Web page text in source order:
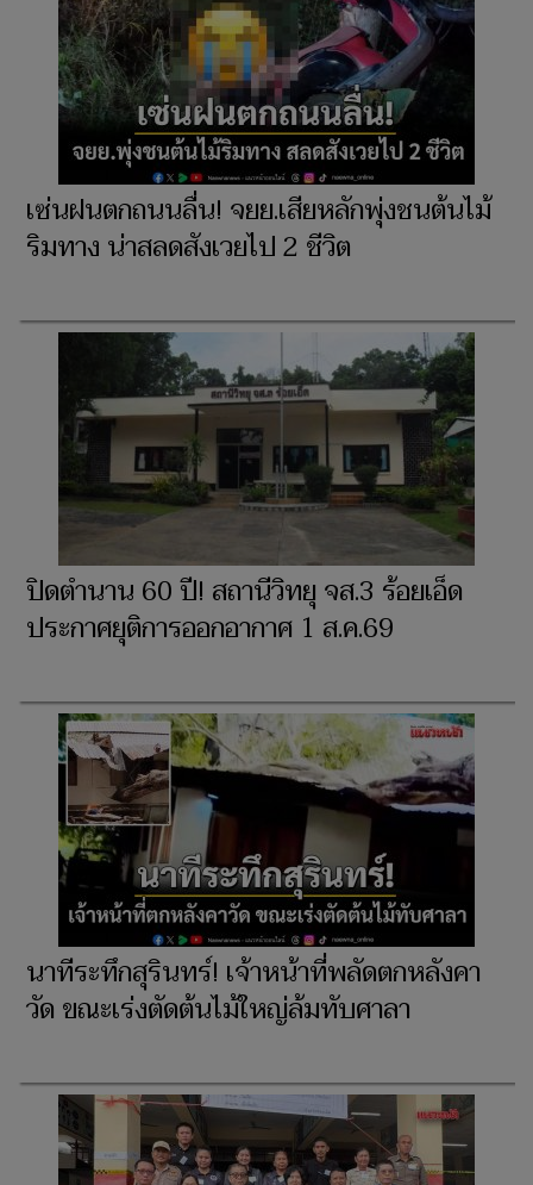
เซ่นฝนตกถนนลื่น! จยย.เสียหลักพุ่งชนต้นไม้
ริมทาง น่าสลดสังเวยไป 2 ชีวิต
ปิดตำนาน 60 ปี! สถานีวิทยุ จส.3 ร้อยเอ็ด
ประกาศยุติการออกอากาศ 1 ส.ค.69
นาทีระทึกสุรินทร์! เจ้าหน้าที่พลัดตกหลังคา
วัด ขณะเร่งตัดต้นไม้ใหญ่ล้มทับศาลา